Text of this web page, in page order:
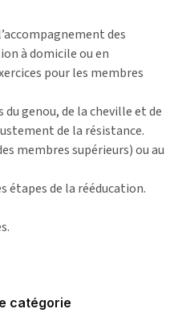
des
à domicile ou en
pour les membres
genou, de la cheville et de
de la résistance.
membres supérieurs) ou au
étapes de la rééducation.
catégorie